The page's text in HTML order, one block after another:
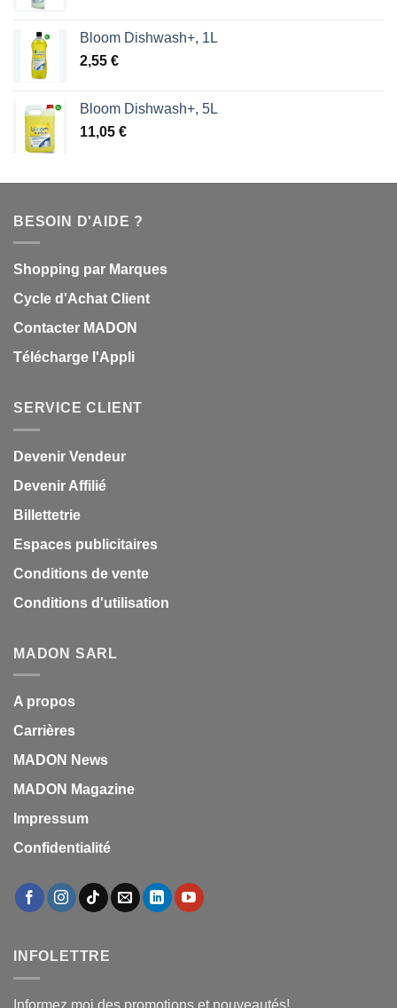
Bloom Dishwash+, 1L
2,55 €
Bloom Dishwash+, 5L
11,05 €
BESOIN D'AIDE ?
Shopping par Marques
Cycle d'Achat Client
Contacter MADON
Télécharge l'Appli
SERVICE CLIENT
Devenir Vendeur
Devenir Affilié
Billettetrie
Espaces publicitaires
Conditions de vente
Conditions d'utilisation
MADON SARL
A propos
Carrières
MADON News
MADON Magazine
Impressum
Confidentialité
INFOLETTRE
Informez moi des promotions et nouveautés!